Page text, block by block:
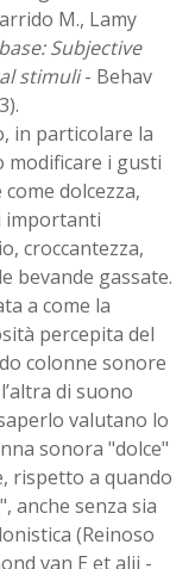
M., Lamy
Subjective
stimuli- Behav
in particolare la
modificare i gusti
dolcezza,
importanti
croccantezza,
bevande gassate.
a come la
percepita del
colonne sonore
di suono
valutano lo
sonora "dolce"
rispetto a quando
anche senza sia
(Reinoso
van E et alii -